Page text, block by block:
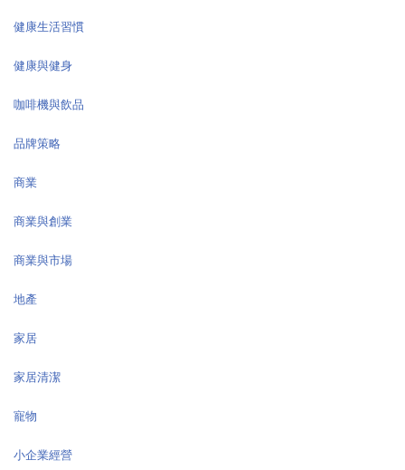
健康生活習慣
健康與健身
咖啡機與飲品
品牌策略
商業
商業與創業
商業與市場
地產
家居
家居清潔
寵物
小企業經營